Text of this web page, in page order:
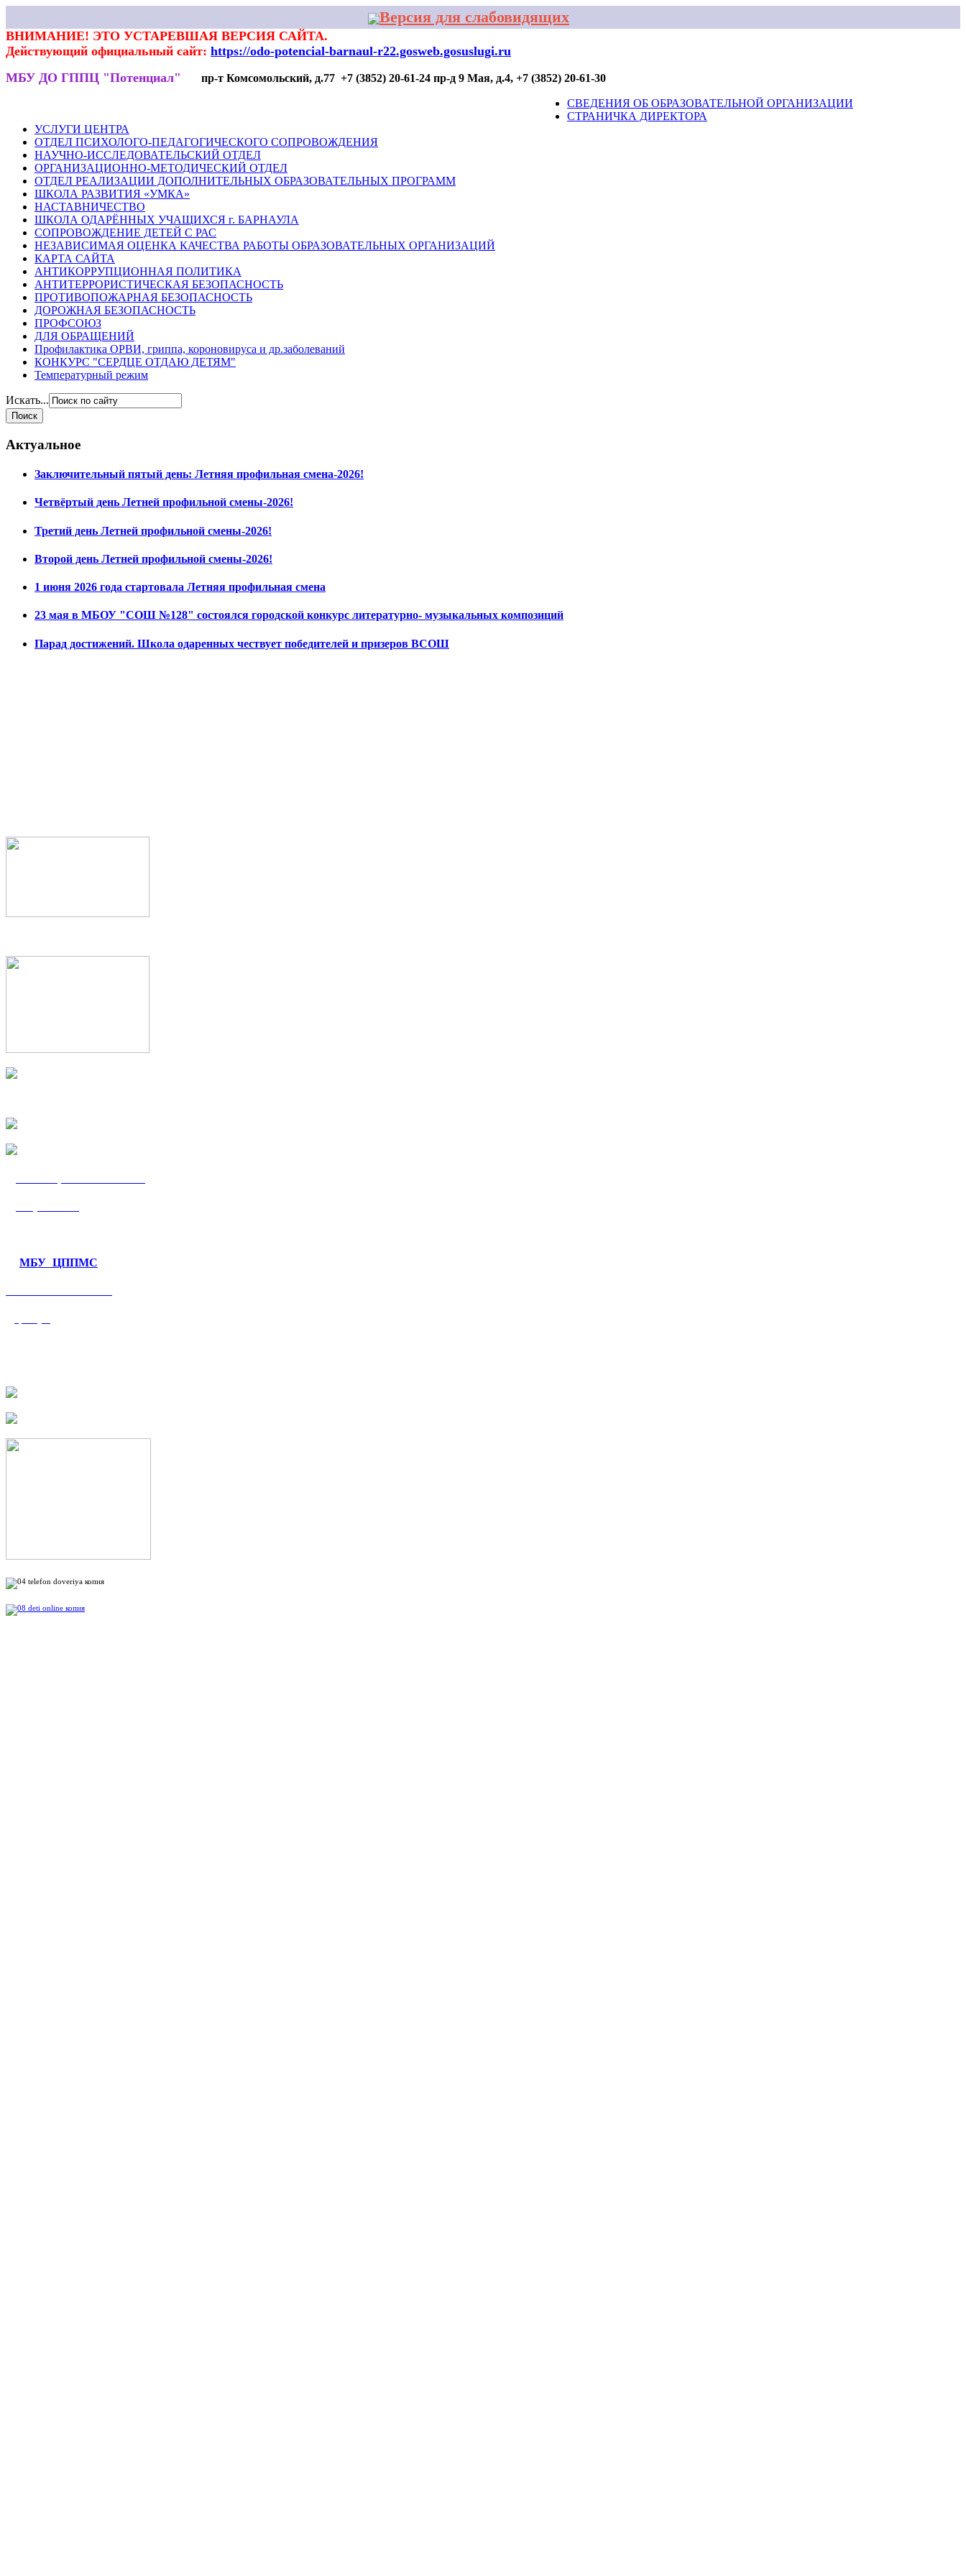
Версия для слабовидящих
ВНИМАНИЕ! ЭТО УСТАРЕВШАЯ ВЕРСИЯ САЙТА.
Действующий официальный сайт: https://odo-potencial-barnaul-r22.gosweb.gosuslugi.ru
МБУ ДО ГППЦ "Потенциал"
пр-т Комсомольский, д.77 +7 (3852) 20-61-24 пр-д 9 Мая, д.4, +7 (3852) 20-61-30
КОНТАКТЫ
СВЕДЕНИЯ ОБ ОБРАЗОВАТЕЛЬНОЙ ОРГАНИЗАЦИИ
СТРАНИЧКА ДИРЕКТОРА
УСЛУГИ ЦЕНТРА
ОТДЕЛ ПСИХОЛОГО-ПЕДАГОГИЧЕСКОГО СОПРОВОЖДЕНИЯ
НАУЧНО-ИССЛЕДОВАТЕЛЬСКИЙ ОТДЕЛ
ОРГАНИЗАЦИОННО-МЕТОДИЧЕСКИЙ ОТДЕЛ
ОТДЕЛ РЕАЛИЗАЦИИ ДОПОЛНИТЕЛЬНЫХ ОБРАЗОВАТЕЛЬНЫХ ПРОГРАММ
ШКОЛА РАЗВИТИЯ «УМКА»
НАСТАВНИЧЕСТВО
ШКОЛА ОДАРЁННЫХ УЧАЩИХСЯ г. БАРНАУЛА
СОПРОВОЖДЕНИЕ ДЕТЕЙ С РАС
НЕЗАВИСИМАЯ ОЦЕНКА КАЧЕСТВА РАБОТЫ ОБРАЗОВАТЕЛЬНЫХ ОРГАНИЗАЦИЙ
КАРТА САЙТА
АНТИКОРРУПЦИОННАЯ ПОЛИТИКА
АНТИТЕРРОРИСТИЧЕСКАЯ БЕЗОПАСНОСТЬ
ПРОТИВОПОЖАРНАЯ БЕЗОПАСНОСТЬ
ДОРОЖНАЯ БЕЗОПАСНОСТЬ
ПРОФСОЮЗ
ДЛЯ ОБРАЩЕНИЙ
Профилактика ОРВИ, гриппа, короновируса и др.заболеваний
КОНКУРС "СЕРДЦЕ ОТДАЮ ДЕТЯМ"
Температурный режим
Искать...
Актуальное
Заключительный пятый день: Летняя профильная смена-2026!
Четвёртый день Летней профильной смены-2026!
Третий день Летней профильной смены-2026!
Второй день Летней профильной смены-2026!
1 июня 2026 года стартовала Летняя профильная смена
23 мая в МБОУ "СОШ №128" состоялся городской конкурс литературно- музыкальных композиций
Парад достижений. Школа одаренных чествует победителей и призеров ВСОШ
МБУ ЦППМС